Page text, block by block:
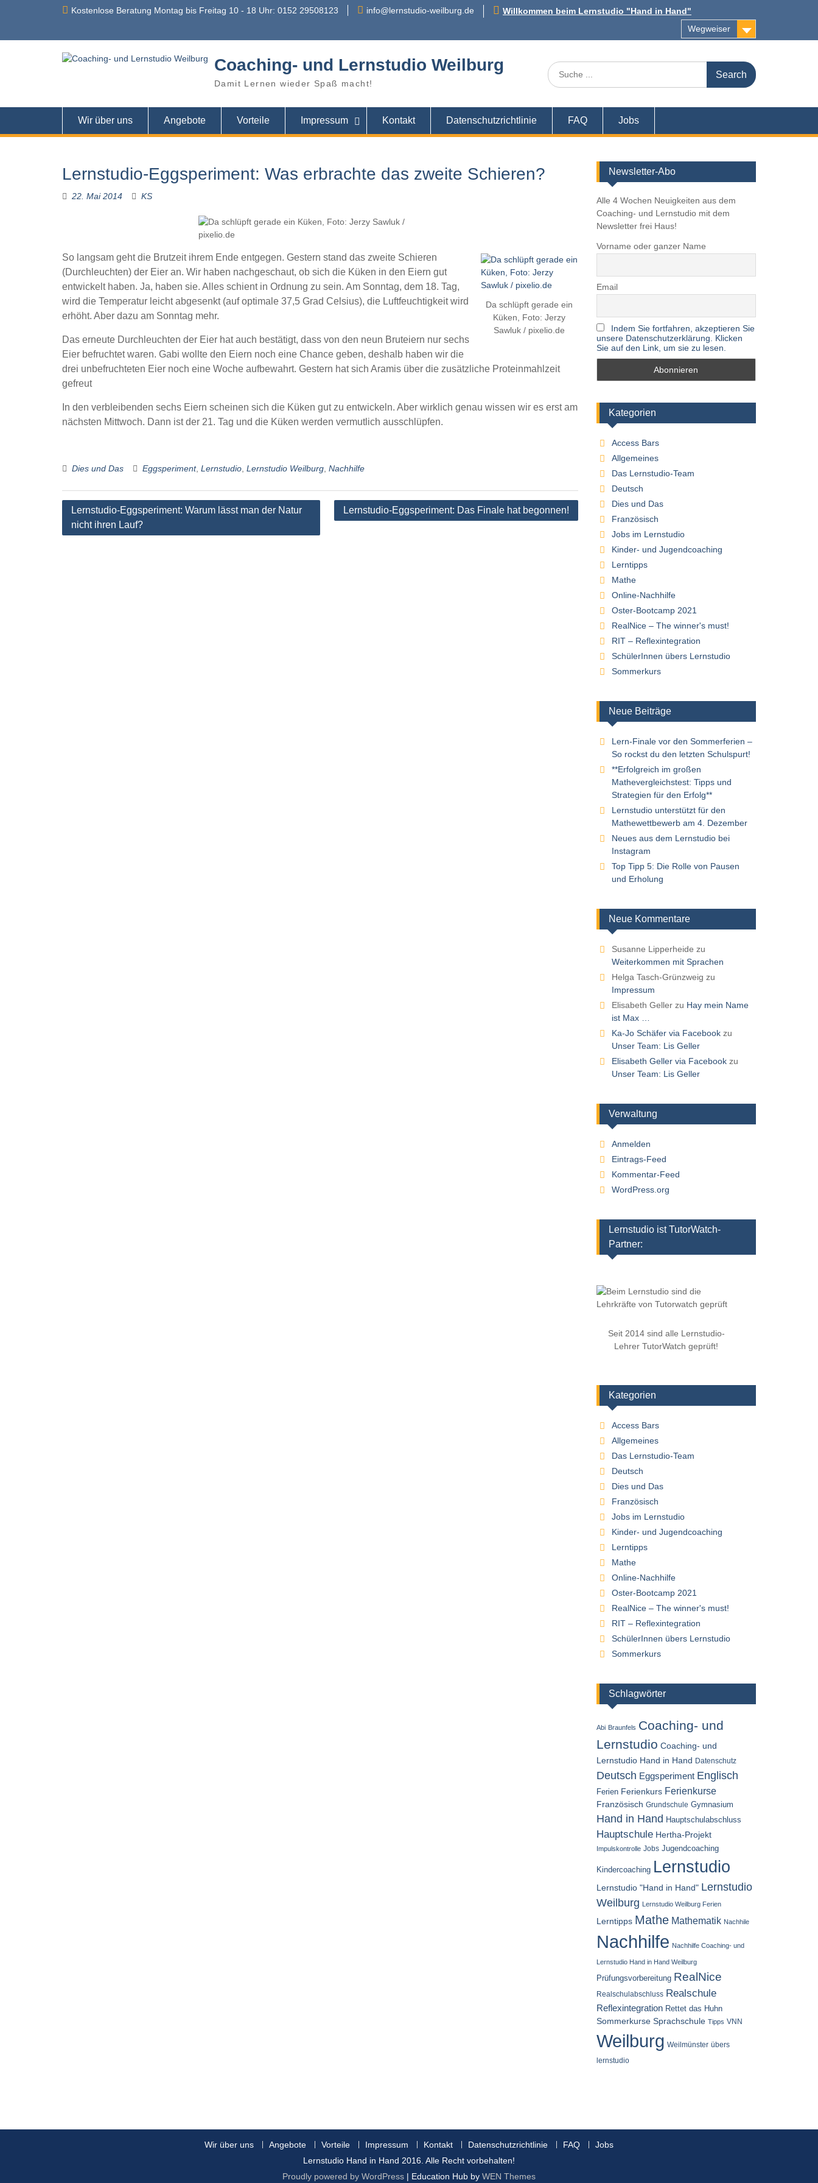
Kostenlose Beratung Montag bis Freitag 10 - 18 Uhr: 0152 29508123 info@lernstudio-weilburg.de
Willkommen beim Lernstudio "Hand in Hand"
Wegweiser
Coaching- und Lernstudio Weilburg
Damit Lernen wieder Spaß macht!
Search
for:
Wir über uns Angebote Vorteile Impressum Kontakt Datenschutzrichtlinie FAQ Jobs
Lernstudio-Eggsperiment: Was erbrachte das zweite Schieren?
22. Mai 2014 KS
Da schlüpft gerade ein
Küken, Foto: Jerzy
Sawluk / pixelio.de
So langsam geht die Brutzeit ihrem Ende entgegen. Gestern stand das zweite Schieren
(Durchleuchten) der Eier an. Wir haben nachgeschaut, ob sich die Küken in den Eiern gut
entwickelt haben. Ja, haben sie. Alles schient in Ordnung zu sein. Am Sonntag, dem 18. Tag,
wird die Temperatur leicht abgesenkt (auf optimale 37,5 Grad Celsius), die Luftfeuchtigkeit wird
erhöht. Aber dazu am Sonntag mehr.
Das erneute Durchleuchten der Eier hat auch bestätigt, dass von den neun Bruteiern nur sechs
Eier befruchtet waren. Gabi wollte den Eiern noch eine Chance geben, deshalb haben wir die
drei unbefruchteten Eier noch eine Woche aufbewahrt. Gestern hat sich Aramis über die zusätzliche Proteinmahlzeit
gefreut
In den verbleibenden sechs Eiern scheinen sich die Küken gut zu entwickeln. Aber wirklich genau wissen wir es erst am
nächsten Mittwoch. Dann ist der 21. Tag und die Küken werden vermutlich ausschlüpfen.
Dies und Das Eggsperiment, Lernstudio Lernstudio Weilburg Nachhilfe
Beitragsnavigation
Lernstudio-Eggsperiment: Warum lässt man der Natur
nicht ihren Lauf?
Lernstudio-Eggsperiment: Das Finale hat begonnen!
Newsletter-Abo
Alle 4 Wochen Neuigkeiten aus dem
Coaching- und Lernstudio mit dem
Newsletter frei Haus!
Vorname oder ganzer Name
Email
Indem Sie fortfahren, akzeptieren Sie
unsere Datenschutzerklärung. Klicken
Sie auf den Link, um sie zu lesen.
Kategorien
Access Bars
Allgemeines
Das Lernstudio-Team
Deutsch
Dies und Das
Französisch
Jobs im Lernstudio
Kinder- und Jugendcoaching
Lerntipps
Mathe
Online-Nachhilfe
Oster-Bootcamp 2021
RealNice – The winner's must!
RIT – Reflexintegration
SchülerInnen übers Lernstudio
Sommerkurs
Neue Beiträge
Lern-Finale vor den Sommerferien –
So rockst du den letzten Schulspurt!
**Erfolgreich im großen
Mathevergleichstest: Tipps und
Strategien für den Erfolg**
Lernstudio unterstützt für den
Mathewettbewerb am 4. Dezember
Neues aus dem Lernstudio bei
Instagram
Top Tipp 5: Die Rolle von Pausen
und Erholung
Neue Kommentare
Susanne Lipperheide zu
Weiterkommen mit Sprachen
Helga Tasch-Grünzweig zu
Impressum
Elisabeth Gellerzu Hay mein Name
ist Max …
Ka-Jo Schäfer via Facebookzu
Unser Team: Lis Geller
Elisabeth Geller via Facebookzu
Unser Team: Lis Geller
Verwaltung
Anmelden
Eintrags-Feed
Kommentar-Feed
WordPress.org
Lernstudio ist TutorWatch-
Partner:
Seit 2014 sind alle Lernstudio-
Lehrer TutorWatch geprüft!
Kategorien
Access Bars
Allgemeines
Das Lernstudio-Team
Deutsch
Dies und Das
Französisch
Jobs im Lernstudio
Kinder- und Jugendcoaching
Lerntipps
Mathe
Online-Nachhilfe
Oster-Bootcamp 2021
RealNice – The winner's must!
RIT – Reflexintegration
SchülerInnen übers Lernstudio
Sommerkurs
Schlagwörter
Abi Braunfels Coaching- und
Lernstudio Coaching- und
Lernstudio Hand in Hand Datenschutz
Deutsch Eggsperiment Englisch
Ferien Ferienkurs Ferienkurse
Französisch Grundschule Gymnasium
Hand in Hand Hauptschulabschluss
Hauptschule Hertha-Projekt
Impulskontrolle Jobs Jugendcoaching
Kindercoaching Lernstudio
Lernstudio "Hand in Hand" Lernstudio
Weilburg Lernstudio Weilburg Ferien
Lerntipps Mathe Mathematik Nachhile
Nachhilfe Nachhilfe Coaching- und
Lernstudio Hand in Hand Weilburg
Prüfungsvorbereitung RealNice
Realschulabschluss Realschule
Reflexintegration Rettet das Huhn
Sommerkurse Sprachschule Tipps VNN
Weilburg Weilmünster übers
lernstudio
Wir über uns Angebote Vorteile Impressum Kontakt Datenschutzrichtlinie FAQ
Jobs
Lernstudio Hand in Hand 2016. Alle Recht vorbehalten!
Proudly powered by WordPress | Education Hub by WEN Themes